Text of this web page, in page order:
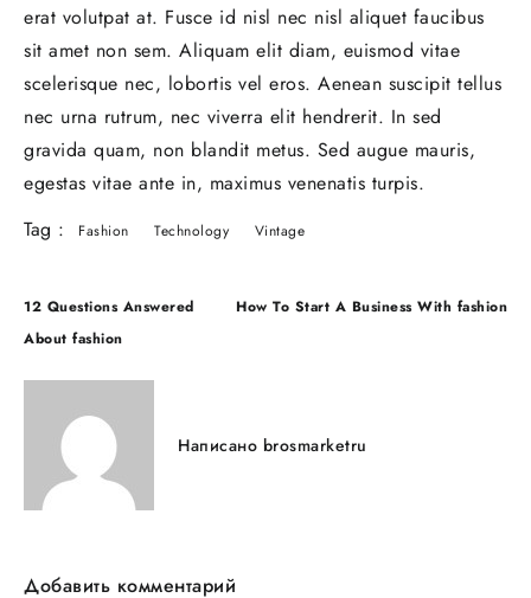
erat volutpat at. Fusce id nisl nec nisl aliquet faucibus
sit amet non sem. Aliquam elit diam, euismod vitae
scelerisque nec, lobortis vel eros. Aenean suscipit tellus
nec urna rutrum, nec viverra elit hendrerit. In sed
gravida quam, non blandit metus. Sed augue mauris,
egestas vitae ante in, maximus venenatis turpis.
Tag :
Fashion Technology Vintage
12 Questions Answered
About fashion
How To Start A Business With fashion
Написано brosmarketru
Добавить комментарий